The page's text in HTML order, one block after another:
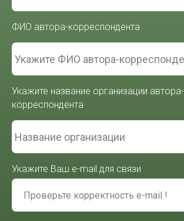
ФИО автора-корреспондента
Укажите название организации автора-
корреспондента
Укажите Ваш e-mail для связи